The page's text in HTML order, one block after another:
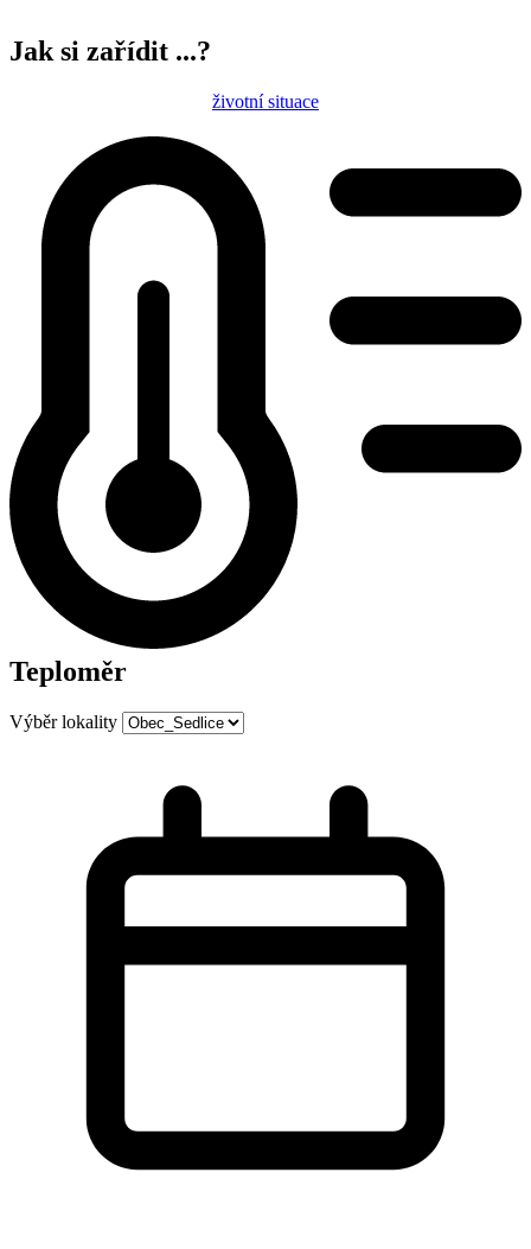
Jak si zařídit ...?
životní situace
Teploměr
Výběr lokality